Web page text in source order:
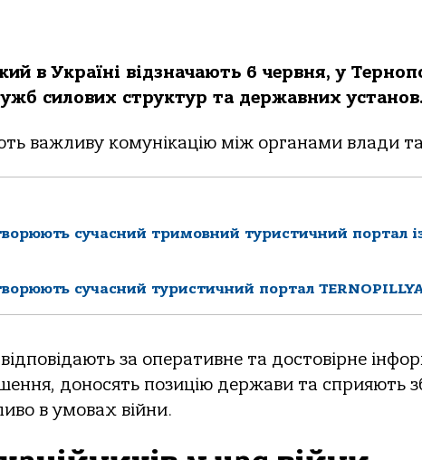
в Україні відзначають 6 червня, у
силових структур та державних установ.
важливу комунікацію між органами влади
сучасний тримовний туристичний портал
сучасний туристичний портал
за оперативне та достовірне
доносять позицію держави та сприяють
в умовах війни.